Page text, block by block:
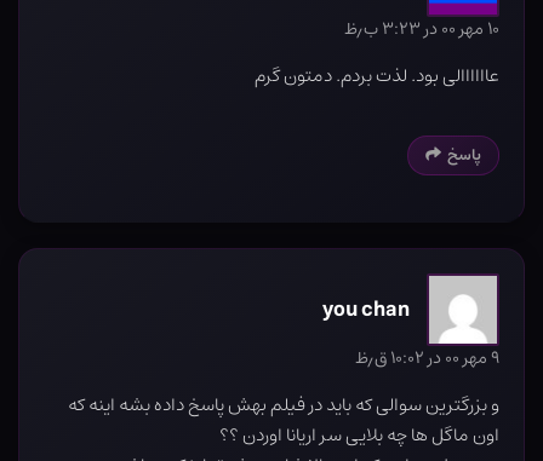
۱۰ مهر ۰۰ در ۳:۲۳ ب٫ظ
عاااااالی بود. لذت بردم. دمتون گرم
پاسخ
you chan
۹ مهر ۰۰ در ۱۰:۰۲ ق٫ظ
و بزرگترین سوالی که باید در فیلم بهش پاسخ داده بشه اینه که
اون ماگل ها چه بلایی سر اریانا اوردن ؟؟